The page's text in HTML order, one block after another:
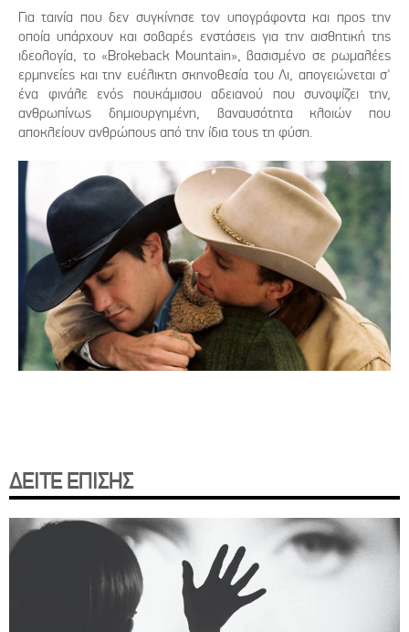
Για ταινία που δεν συγκίνησε τον υπογράφοντα και προς την
οποία υπάρχουν και σοβαρές ενστάσεις για την αισθητική της
ιδεολογία, το «Brokeback Mountain», βασισμένο σε ρωμαλέες
ερμηνείες και την ευέλικτη σκηνοθεσία του Λι, απογειώνεται σ'
ένα φινάλε ενός πουκάμισου αδειανού που συνοψίζει την,
ανθρωπίνως δημιουργημένη, βαναυσότητα κλοιών που
αποκλείουν ανθρώπους από την ίδια τους τη φύση.
ΔΕΙΤΕ ΕΠΙΣΗΣ